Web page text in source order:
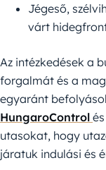
Jégeső,
várt
Az intézkedések a
forgalmát és a
egyaránt
HungaroControl
utasokat, hogy
járatuk indulási és